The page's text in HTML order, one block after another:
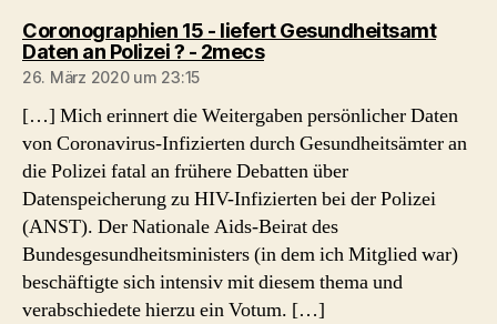
Coronographien 15 - liefert Gesundheitsamt
Daten an Polizei ? - 2mecssagt:
26. März 2020 um 23:15
[…] Mich erinnert die Weitergaben persönlicher Daten
von Coronavirus-Infizierten durch Gesundheitsämter an
die Polizei fatal an frühere Debatten über
Datenspeicherung zu HIV-Infizierten bei der Polizei
(ANST). Der Nationale Aids-Beirat des
Bundesgesundheitsministers (in dem ich Mitglied war)
beschäftigte sich intensiv mit diesem thema und
verabschiedete hierzu ein Votum. […]